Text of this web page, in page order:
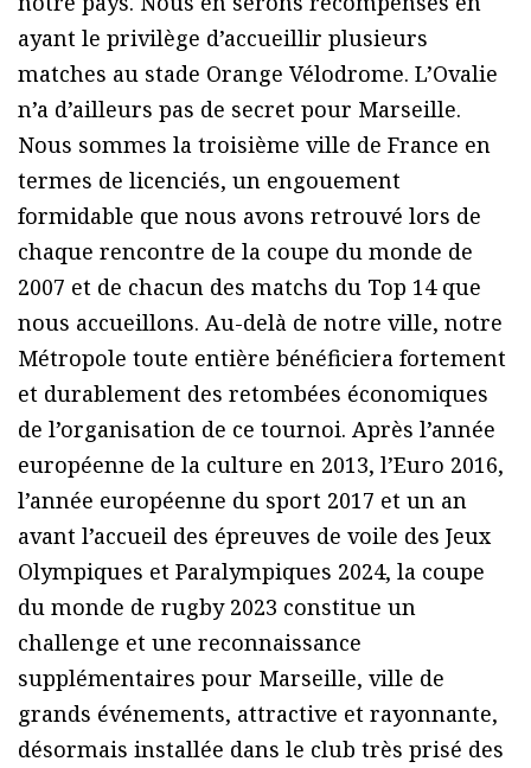
ayant le privilège d’accueillir plusieurs
matches au stade Orange Vélodrome. L’Ovalie
n’a d’ailleurs pas de secret pour Marseille.
Nous sommes la troisième ville de France en
termes de licenciés, un engouement
formidable que nous avons retrouvé lors de
chaque rencontre de la coupe du monde de
2007 et de chacun des matchs du Top 14 que
nous accueillons. Au-delà de notre ville, notre
Métropole toute entière bénéficiera fortement
et durablement des retombées économiques
de l’organisation de ce tournoi. Après l’année
européenne de la culture en 2013, l’Euro 2016,
l’année européenne du sport 2017 et un an
avant l’accueil des épreuves de voile des Jeux
Olympiques et Paralympiques 2024, la coupe
du monde de rugby 2023 constitue un
challenge et une reconnaissance
supplémentaires pour Marseille, ville de
grands événements, attractive et rayonnante,
désormais installée dans le club très prisé des